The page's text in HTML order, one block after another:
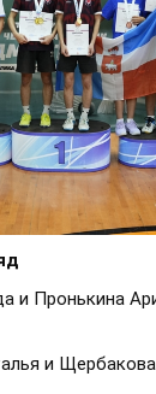
и Пронькина
и